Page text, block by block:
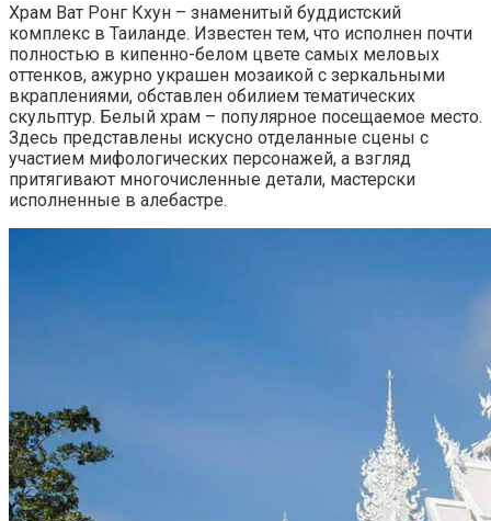
Храм Ват Ронг Кхун – знаменитый буддистский
комплекс в Таиланде. Известен тем, что исполнен почти
полностью в кипенно-белом цвете самых меловых
оттенков, ажурно украшен мозаикой с зеркальными
вкраплениями, обставлен обилием тематических
скульптур. Белый храм – популярное посещаемое место.
Здесь представлены искусно отделанные сцены с
участием мифологических персонажей, а взгляд
притягивают многочисленные детали, мастерски
исполненные в алебастре.